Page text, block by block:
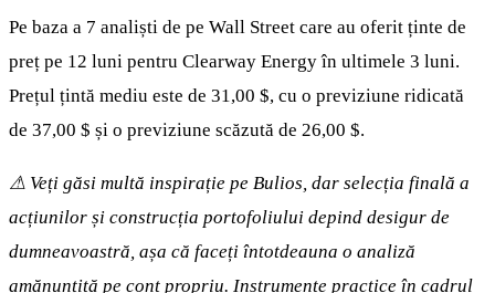
Pe baza a 7 analiști de pe Wall Street care au oferit ținte de
preț pe 12 luni pentru Clearway Energy în ultimele 3 luni.
Prețul țintă mediu este de 31,00 $, cu o previziune ridicată
de 37,00 $ și o previziune scăzută de 26,00 $.
⚠ Veți găsi multă inspirație pe Bulios, dar selecția finală a
acțiunilor și construcția portofoliului depind desigur de
dumneavoastră, așa că faceți întotdeauna o analiză
amănunțită pe cont propriu. Instrumente practice în cadrul